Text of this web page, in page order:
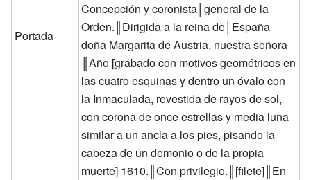
Portada
Concepción y coronista│general de la
Orden.║Dirigida a la reina de│España
doña Margarita de Austria, nuestra señora
║Año [grabado con motivos geométricos en
las cuatro esquinas y dentro un óvalo con
la Inmaculada, revestida de rayos de sol,
con corona de once estrellas y media luna
similar a un ancla a los pies, pisando la
cabeza de un demonio o de la propia
muerte] 1610.║Con privilegio.║[filete]║En